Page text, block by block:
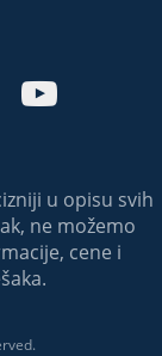

u opisu svih
ne možemo
cene i